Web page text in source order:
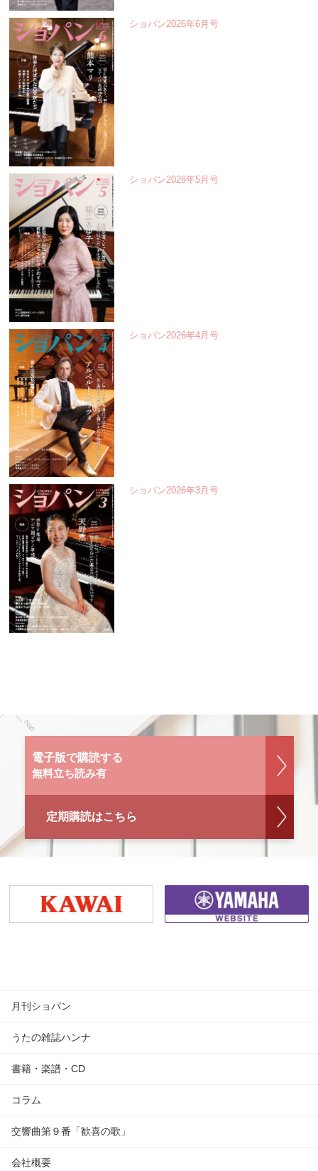
ショパン2026年6月号
ショパン2026年5月号
ショパン2026年4月号
ショパン2026年3月号
電子版で購読する
無料立ち読み有
定期購読はこちら
月刊ショパン
うたの雑誌ハンナ
書籍・楽譜・CD
コラム
交響曲第９番「歓喜の歌」
会社概要